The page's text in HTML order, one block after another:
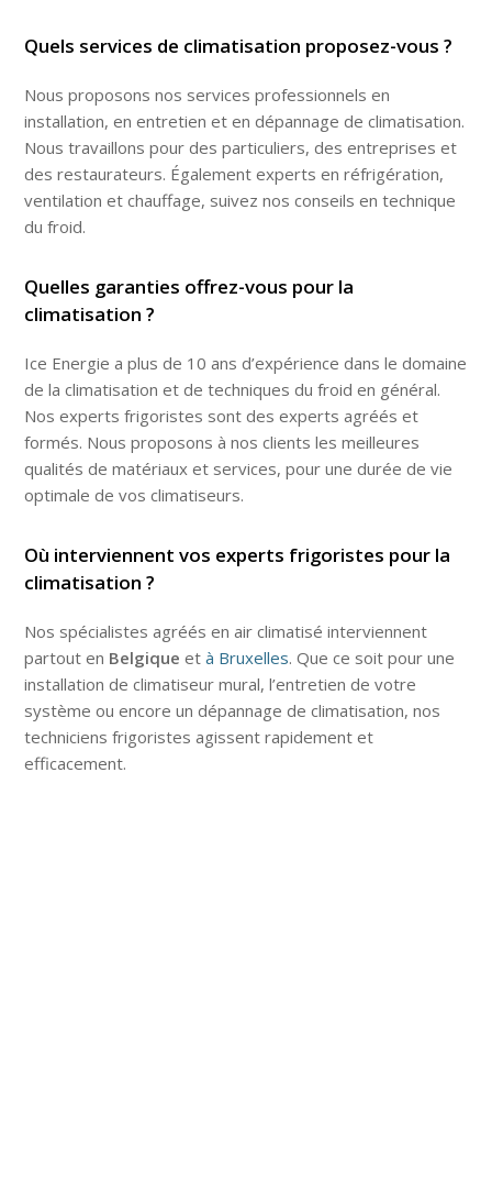
Quels services de climatisation proposez-vous ?
Nous proposons nos services professionnels en
installation, enentretien et en dépannage de climatisation.
Nous travaillons pour des particuliers, des entreprises et
des restaurateurs. Également experts en réfrigération,
ventilation et chauffage, suivez nos conseils en technique
du froid.
Quelles garanties offrez-vous pour la
climatisation ?
Ice Energie a plus de 10 ans d’expérience dans le domaine
de la climatisation et de techniques du froid en général.
Nos experts frigoristes sont des experts agréés et
formés. Nous proposons à nos clients les meilleures
qualités de matériaux et services, pour une durée de vie
optimale de vos climatiseurs.
Où interviennent vos experts frigoristes pour la
climatisation ?
Nos spécialistes agréés en air climatisé interviennent
partout en Belgique età Bruxelles. Que ce soit pour une
installation de climatiseur mural, l’entretien de votre
système ou encore un dépannage de climatisation, nos
techniciens frigoristes agissent rapidement et
efficacement.